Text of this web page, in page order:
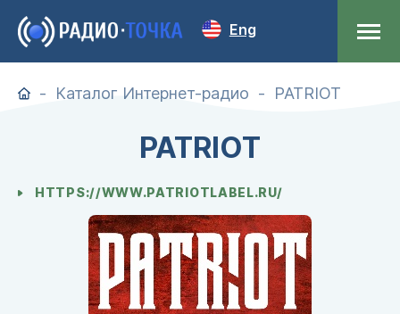
Eng
Каталог Интернет-радио PATRIOT
PATRIOT
HTTPS://WWW.PATRIOTLABEL.RU/